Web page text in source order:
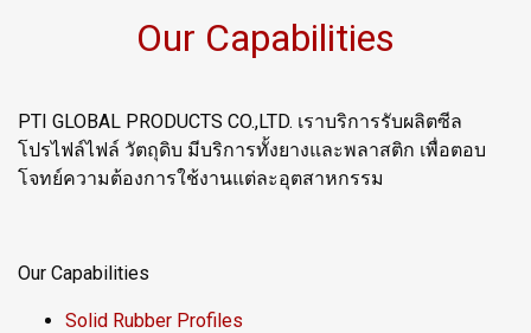
Our Capabilities
PTI GLOBAL PRODUCTS CO.,LTD. เราบริการรับผลิตซีล
โปรไฟล์ไฟล์ วัตถุดิบ มีบริการทั้งยางและพลาสติก เพื่อตอบ
โจทย์ความต้องการใช้งานแต่ละอุตสาหกรรม
Our Capabilities
Solid Rubber Profiles